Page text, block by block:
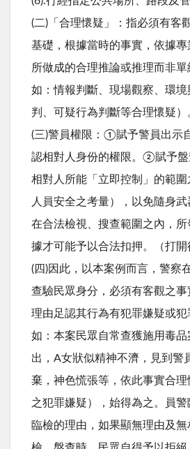
(二)「合理懷疑」：指必須有客
基礎，根據當時的事實，依據專
所做成的合理推論或推理而非單
如：情報判斷、現場觀察、環
判、可疑行為判斷等合理懷疑）
(三)警員權限：①賦予警員出示
認相對人身份的權限。②賦予盤
相對人所能「立即控制」的範
人員安全之考量），以免隨身武
在合法檢視、搜查範圍之內，
據才可能予以合法扣押。（打
(四)因此，以本案例而言，警察
查驗民眾身分，必須有客觀之
理由足認其行為有犯罪嫌疑或犯
如：本案民眾自常查獲施用毒
出，A女狀似精神不濟，見到警
棄，神色慌張等，依此事實合
之犯罪嫌疑），始得為之。員
臨檢的理由，如果顯無理由及